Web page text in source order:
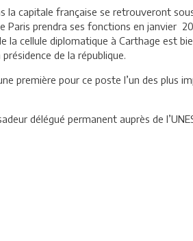
la capitale française se retrouveront
prendra ses fonctions en janvier
la cellule diplomatique à Carthage est
de la république.
première pour ce poste l’un des plus
délégué permanent auprès de